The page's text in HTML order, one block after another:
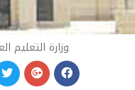
وزارة التعليم